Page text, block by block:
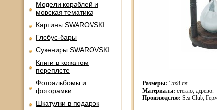
Модели кораблей и
морская тематика
Картины SWAROVSKI
Глобус-бары
Сувениры SWAROVSKI
Книги в кожаном
переплете
Фотоальбомы и
фоторамки
Шкатулки в подарок
Размеры: 15х8 см.
Материалы: стекло, дерево.
Производство: Sea Club,